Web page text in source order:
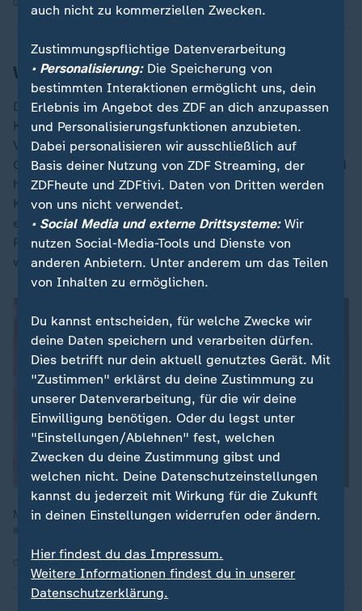
05.03.2026 | 1:33 min
Was plant die Regierung?
Dass eine Reform unausweichlich ist, ist in der
Koalition Konsens. Seit Monaten wird verhandelt,
Vorschläge gehen vor allem zwischen
Gesundheitsministerium und Finanzministerium hin und
her. Geplant ist, dass am kommenden Mittwoch das
Kabinett über das "Pflegeneuordnungsgesetz"
entscheidet. Es zeichnet sich ab, dass die Zugänge zu
Pflegegraden und damit zu Leistungen erschwert
werden sollen.
Mehr als jeder dritte Pflegeheimbewohner in Deutschland ist
auf Sozialhilfe angewiesen.
05.03.2026 | 1:53 min
auch nicht zu kommerziellen Zwecken.
Zustimmungspflichtige Datenverarbeitung
• Personalisierung:Die Speicherung von
bestimmten Interaktionen ermöglicht uns, dein
Erlebnis im Angebot des ZDF an dich anzupassen
und Personalisierungsfunktionen anzubieten.
Dabei personalisieren wir ausschließlich auf
Basis deiner Nutzung von ZDF Streaming, der
ZDFheute und ZDFtivi. Daten von Dritten werden
von uns nicht verwendet.
• Social Media und externe Drittsysteme:Wir
nutzen Social-Media-Tools und Dienste von
anderen Anbietern. Unter anderem um das Teilen
von Inhalten zu ermöglichen.
Du kannst entscheiden, für welche Zwecke wir
deine Daten speichern und verarbeiten dürfen.
Dies betrifft nur dein aktuell genutztes Gerät. Mit
"Zustimmen" erklärst du deine Zustimmung zu
unserer Datenverarbeitung, für die wir deine
Einwilligung benötigen. Oder du legst unter
"Einstellungen/Ablehnen" fest, welchen
Zwecken du deine Zustimmung gibst und
welchen nicht. Deine Datenschutzeinstellungen
kannst du jederzeit mit Wirkung für die Zukunft
in deinen Einstellungen widerrufen oder ändern.
Hier findest du das Impressum.
Weitere Informationen findest du in unserer
Datenschutzerklärung.